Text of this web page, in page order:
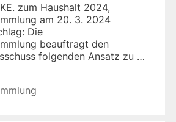
zum Haushalt 2024,
am 20. 3. 2024
Die
beauftragt den
folgenden Ansatz zu …